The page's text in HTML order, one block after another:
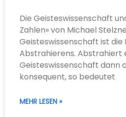
Die Geisteswissenschaft
Zahlen» von Michael
Geisteswissenschaft ist die
Abstrahierens. Abstrahiert
Geisteswissenschaft dann
konsequent, so bedeutet
MEHR LESEN »